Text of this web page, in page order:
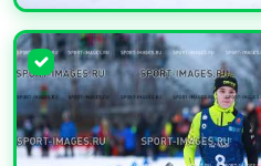
УВЕЛИЧИТЬ